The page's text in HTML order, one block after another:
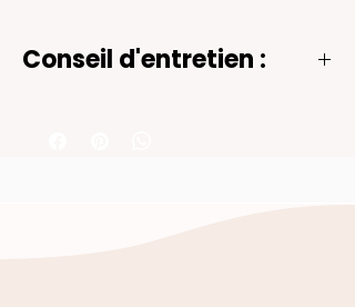
Conseil d'entretien :
éclat et leur beauté naturelle, il